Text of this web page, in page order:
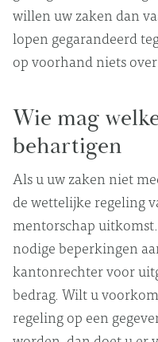
willen uw zaken dan
lopen gegarandeerd
op voorhand niets
Wie mag
behartigen
Als u uw zaken niet
de wettelijke regeling
mentorschap
nodige beperkingen
kantonrechter voor
bedrag. Wilt u
regeling op een